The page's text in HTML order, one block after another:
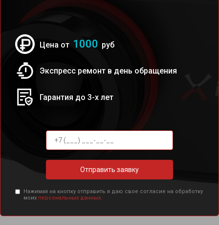
Цена от 1000 руб
Экспресс ремонт в день обращения
Гарантия до 3-х лет
Отправить заявку
Нажимая на кнопку отправить я даю свое согласие на обработку
моих персональных данных.